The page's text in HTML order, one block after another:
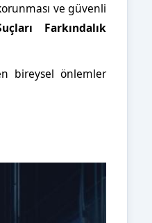
ve güvenli
Farkındalık
bireysel önlemler